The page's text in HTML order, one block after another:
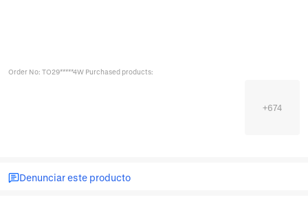
Order No: TO29*****4W Purchased products:
+674
Denunciar este producto